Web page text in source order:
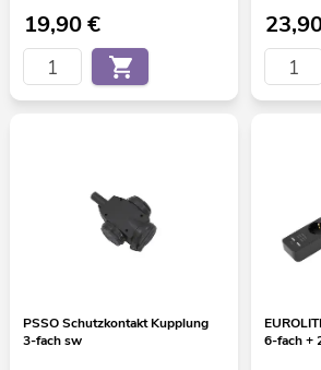
19,90€
PSSO Schutzkontakt Kupplung
3-fach sw
6-fach +